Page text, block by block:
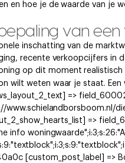
en hoe je de waarde van je
van een
inschatting van de
recente verkoopcijfers in
op dit moment
wilt weten waar je staat.
=>
www.schielandborsboom.nl/
=>
info
[custom_post_label] =>